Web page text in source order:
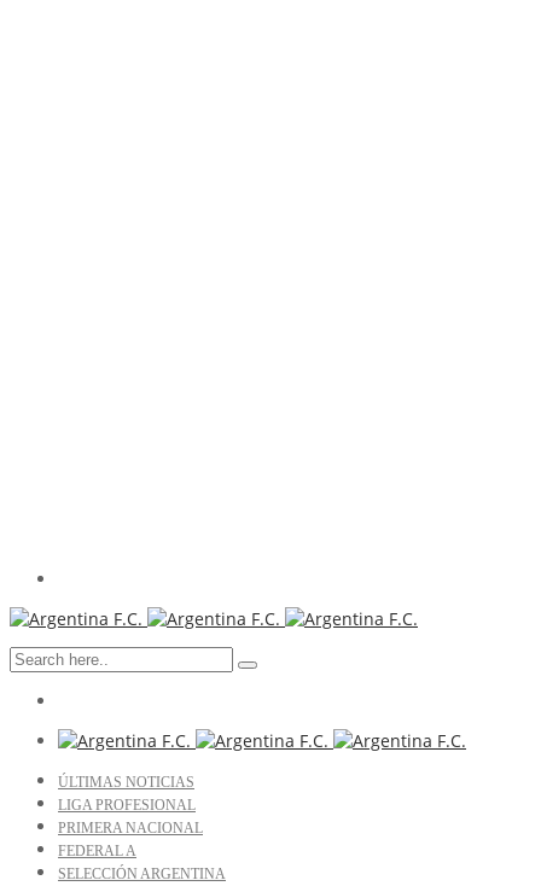
ÚLTIMAS NOTICIAS
LIGA PROFESIONAL
PRIMERA NACIONAL
FEDERAL A
SELECCIÓN ARGENTINA